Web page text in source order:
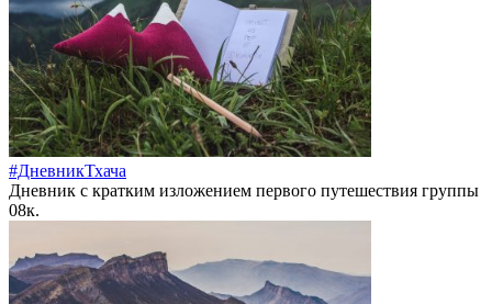
#ДневникТхача
Дневник с кратким изложением первого путешествия группы
08к.